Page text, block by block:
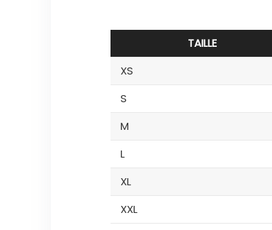
TAILLE
XS
S
M
L
XL
XXL